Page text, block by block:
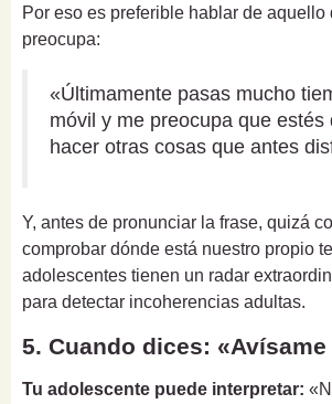
Por eso es preferible hablar de aquello
preocupa:
«Últimamente pasas mucho
móvil y me preocupa que estés
hacer otras cosas que antes
Y, antes de pronunciar la frase, quizá
comprobar dónde está nuestro propio
adolescentes tienen un radar
para detectar incoherencias adultas.
5. Cuando dices:
Tu adolescente puede interpretar: